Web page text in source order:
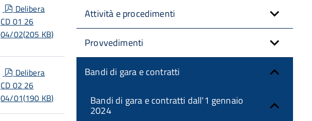
pdf
Delibera
CD 01 26
04/02(205 KB)
pdf
Delibera
CD 02 26
04/01(190 KB)
Attività e procedimenti
Provvedimenti
Bandi di gara e contratti
Bandi di gara e contratti dall'1 gennaio
2024